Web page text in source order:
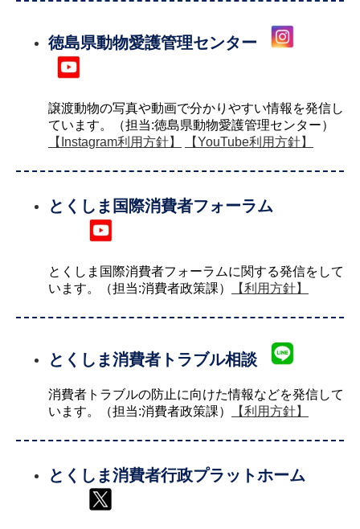
徳島県動物愛護管理センター
譲渡動物の写真や動画で分かりやすい情報を発信し
ています。（担当:徳島県動物愛護管理センター）
【Instagram利用方針】
【YouTube利用方針】
とくしま国際消費者フォーラム
とくしま国際消費者フォーラムに関する発信をして
います。（担当:消費者政策課）
【利用方針】
とくしま消費者トラブル相談
消費者トラブルの防止に向けた情報などを発信して
います。（担当:消費者政策課）
【利用方針】
とくしま消費者行政プラットホーム